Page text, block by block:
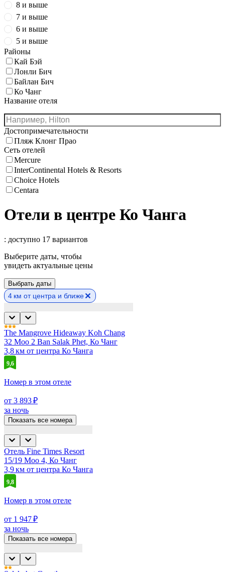
8 и выше
7 и выше
6 и выше
5 и выше
Районы
Кай Бэй
Лонли Бич
Байлан Бич
Ко Чанг
Название отеля
Достопримечательности
Пляж Клонг Прао
Сеть отелей
Mercure
InterContinental Hotels & Resorts
Choice Hotels
Centara
Отели в центре Ко Чанга
: доступно 17 вариантов
Выберите даты, чтобы
увидеть актуальные цены
Выбрать даты
4 км от центра и ближе
The Mangrove Hideaway Koh Chang
32 Moo 2 Ban Salak Phet, Ко Чанг
3,8 км от центра Ко Чанга
9,6
Номер в этом отеле
от 3 893 ₽
за ночь
Показать все номера
Отель Fine Times Resort
15/19 Moo 4, Ко Чанг
3,9 км от центра Ко Чанга
9,8
Номер в этом отеле
от 1 947 ₽
за ночь
Показать все номера